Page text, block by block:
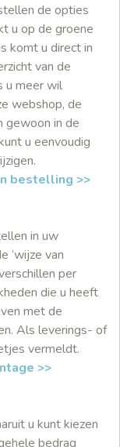
de opties
u op de groene
komt u direct in
van de
u meer wil
webshop, de
gewoon in de
u eenvoudig
bestelling >>
in uw
‘wijze van
per
die u heeft
met de
Als leverings- of
vermeldt.
>>
u kunt kiezen
bedrag